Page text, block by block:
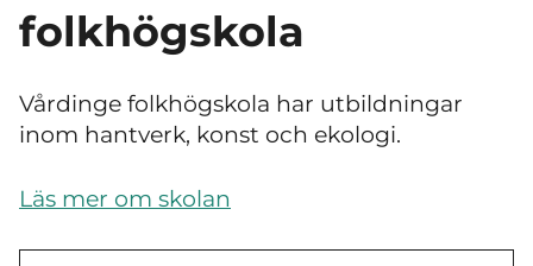
folkhögskola
Vårdinge folkhögskola har utbildningar
inom hantverk, konst och ekologi.
Läs mer om skolan